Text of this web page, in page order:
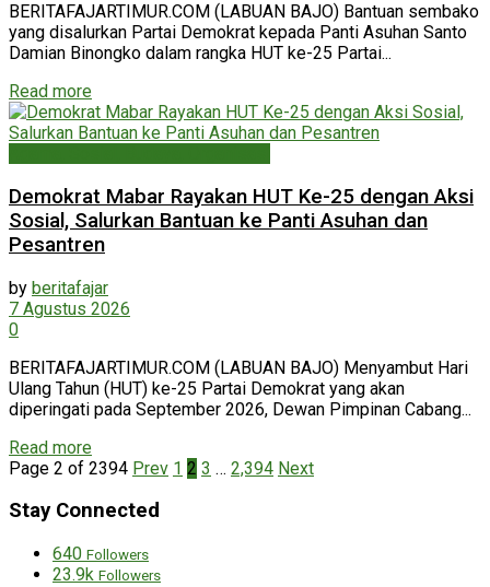
BERITAFAJARTIMUR.COM (LABUAN BAJO) Bantuan sembako
yang disalurkan Partai Demokrat kepada Panti Asuhan Santo
Damian Binongko dalam rangka HUT ke-25 Partai...
Read more
Demokrat Mabar Rayakan HUT Ke-25 dengan Aksi
Sosial, Salurkan Bantuan ke Panti Asuhan dan
Pesantren
by beritafajar
7 Agustus 2026
0
BERITAFAJARTIMUR.COM (LABUAN BAJO) Menyambut Hari
Ulang Tahun (HUT) ke-25 Partai Demokrat yang akan
diperingati pada September 2026, Dewan Pimpinan Cabang...
Read more
Page 2 of 2394 Prev 1 2 3 … 2,394 Next
Stay Connected
640 Followers
23.9k Followers